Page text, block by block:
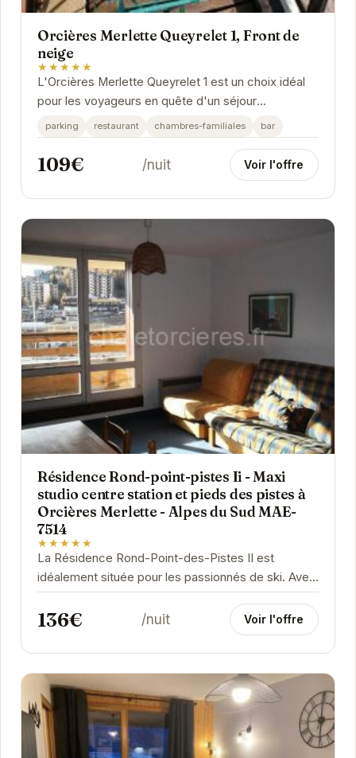
Orcières Merlette Queyrelet 1, Front de
neige
★★★★★
L'Orcières Merlette Queyrelet 1 est un choix idéal
pour les voyageurs en quête d'un séjour
confortable et pratique au pied des pistes. Avec
un...
parking restaurant chambres-familiales bar
109€ /nuit Voir l'offre
Résidence Rond-point-pistes Ii - Maxi
studio centre station et pieds des pistes à
Orcières Merlette - Alpes du Sud MAE-
7514
★★★★★
La Résidence Rond-Point-des-Pistes II est
idéalement située pour les passionnés de ski. Avec
un accès direct aux pistes, vous pourrez profiter...
136€ /nuit Voir l'offre